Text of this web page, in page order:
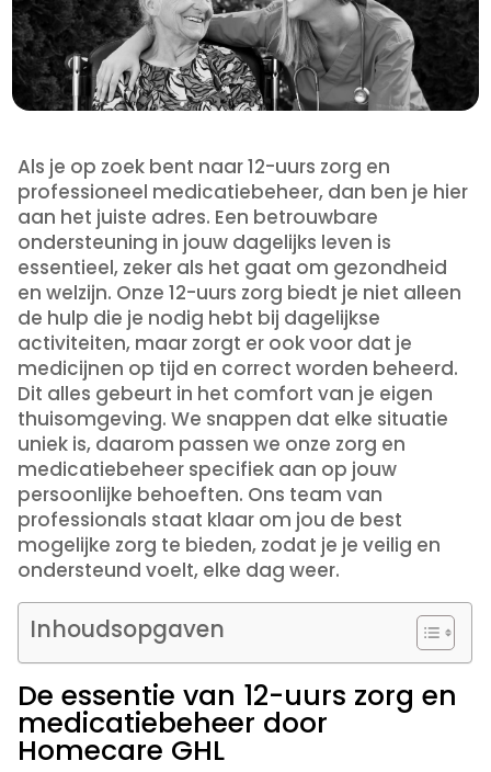
Als je op zoek bent naar 12-uurs zorg en
professioneel medicatiebeheer, dan ben je hier
aan het juiste adres. Een betrouwbare
ondersteuning in jouw dagelijks leven is
essentieel, zeker als het gaat om gezondheid
en welzijn. Onze 12-uurs zorg biedt je niet alleen
de hulp die je nodig hebt bij dagelijkse
activiteiten, maar zorgt er ook voor dat je
medicijnen op tijd en correct worden beheerd.
Dit alles gebeurt in het comfort van je eigen
thuisomgeving. We snappen dat elke situatie
uniek is, daarom passen we onze zorg en
medicatiebeheer specifiek aan op jouw
persoonlijke behoeften. Ons team van
professionals staat klaar om jou de best
mogelijke zorg te bieden, zodat je je veilig en
ondersteund voelt, elke dag weer.
Inhoudsopgaven
De essentie van 12-uurs zorg en
medicatiebeheer door
Homecare GHL